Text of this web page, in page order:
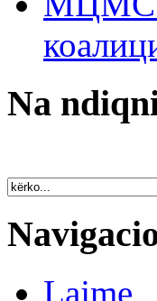
Na
Lajme